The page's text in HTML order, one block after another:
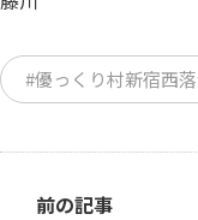
#優っくり村新宿西
前の記事